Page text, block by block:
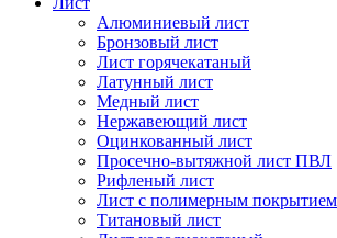
Алюминиевый лист
Бронзовый лист
Лист горячекатаный
Латунный лист
Медный лист
Нержавеющий лист
Оцинкованный лист
Просечно-вытяжной лист ПВЛ
Рифленый лист
Лист с полимерным покрытием
Титановый лист